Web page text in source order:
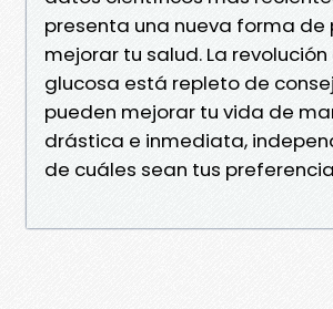
presenta una nueva forma de
mejorar tu salud. La
glucosa está repleto de
pueden mejorar tu vida de
drástica e inmediata,
de cuáles sean tus